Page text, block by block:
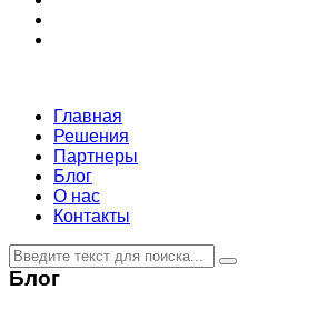
Главная
Решения
Партнеры
Блог
О нас
Контакты
Блог